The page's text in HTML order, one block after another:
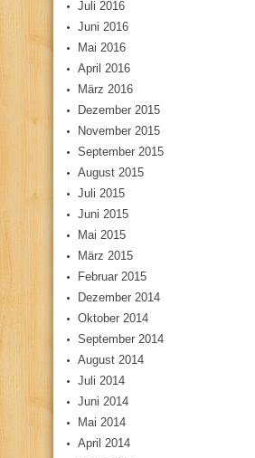
Juli 2016
Juni 2016
Mai 2016
April 2016
März 2016
Dezember 2015
November 2015
September 2015
August 2015
Juli 2015
Juni 2015
Mai 2015
März 2015
Februar 2015
Dezember 2014
Oktober 2014
September 2014
August 2014
Juli 2014
Juni 2014
Mai 2014
April 2014